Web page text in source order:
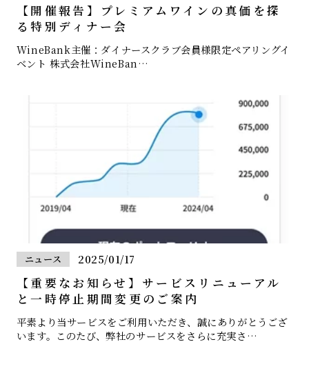
【開催報告】プレミアムワインの真価を探
る特別ディナー会
WineBank主催：ダイナースクラブ会員様限定ペアリングイ
ベント 株式会社WineBan…
ニュース 2025/01/17
【重要なお知らせ】サービスリニューアル
と一時停止期間変更のご案内
平素より当サービスをご利用いただき、誠にありがとうござ
います。このたび、弊社のサービスをさらに充実さ…